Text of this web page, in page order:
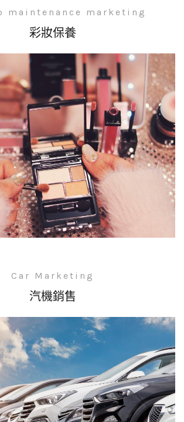
maintenance marketing
彩妝保養
Car Marketing
汽機銷售